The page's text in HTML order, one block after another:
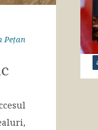
Pețan